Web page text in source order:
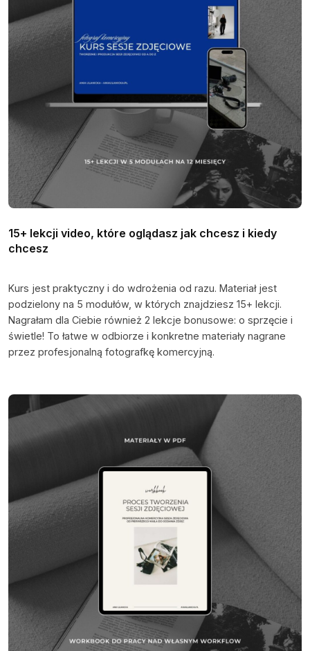
15+ lekcji video, które oglądasz jak chcesz i kiedy
chcesz
Kurs jest praktyczny i do wdrożenia od razu. Materiał jest
podzielony na 5 modułów, w których znajdziesz 15+ lekcji.
Nagrałam dla Ciebie również 2 lekcje bonusowe: o sprzęcie i
świetle! To łatwe w odbiorze i konkretne materiały nagrane
przez profesjonalną fotografkę komercyjną.